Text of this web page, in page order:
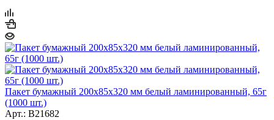
Пакет бумажный 200х85х320 мм белый ламинированный, 65г
(1000 шт.)
Арт.: B21682